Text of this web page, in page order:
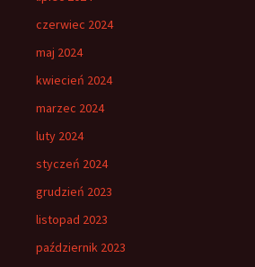
czerwiec 2024
maj 2024
kwiecień 2024
marzec 2024
luty 2024
styczeń 2024
grudzień 2023
listopad 2023
październik 2023